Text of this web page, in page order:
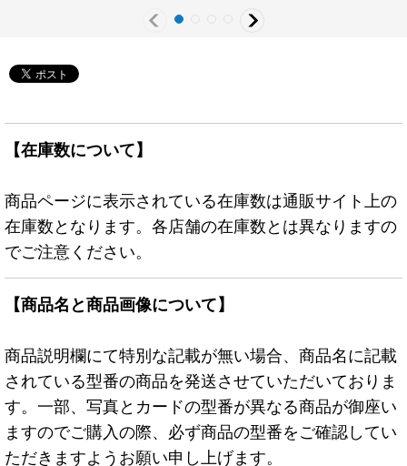
【在庫数について】
商品ページに表示されている在庫数は通販サイト上の
在庫数となります。各店舗の在庫数とは異なりますの
でご注意ください。
【商品名と商品画像について】
商品説明欄にて特別な記載が無い場合、商品名に記載
されている型番の商品を発送させていただいておりま
す。一部、写真とカードの型番が異なる商品が御座い
ますのでご購入の際、必ず商品の型番をご確認してい
ただきますようお願い申し上げます。